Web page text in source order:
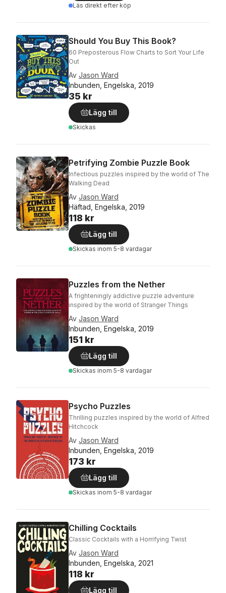
Läs direkt efter köp
Should You Buy This Book?
60 Preposterous Flow Charts to Sort Your Life
Out
Av Jason Ward
Inbunden, Engelska, 2019
35 kr
Lägg till
Skickas
Petrifying Zombie Puzzle Book
Infectious puzzles inspired by the world of The
Walking Dead
Av Jason Ward
Häftad, Engelska, 2019
118 kr
Lägg till
Skickas inom 5-8 vardagar
Puzzles from the Nether
A frighteningly addictive puzzle adventure
inspired by the world of Stranger Things
Av Jason Ward
Inbunden, Engelska, 2019
151 kr
Lägg till
Skickas inom 5-8 vardagar
Psycho Puzzles
Thrilling puzzles inspired by the world of Alfred
Hitchcock
Av Jason Ward
Inbunden, Engelska, 2019
173 kr
Lägg till
Skickas inom 5-8 vardagar
Chilling Cocktails
Classic Cocktails with a Horrifying Twist
Av Jason Ward
Inbunden, Engelska, 2021
118 kr
Lägg till